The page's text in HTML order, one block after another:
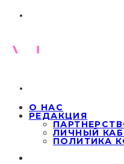
О НАС
РЕДАКЦИЯ
ЛИЧНЫЙ
ПОЛИТИКА